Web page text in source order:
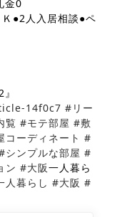
金0
●2人入居相談●ペ
14f0c7 #リー
覧 #モテ部屋 #敷
コーディネート #
シンプルな部屋 #
ン #大阪一人暮ら
人暮らし #大阪 #